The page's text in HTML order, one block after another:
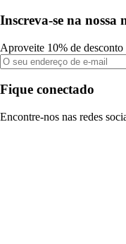
Inscreva-se na nossa
Aproveite 10% de desconto
Fique conectado
Encontre-nos nas redes